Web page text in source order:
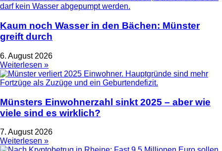
Kaum noch Wasser in den Bächen: Münster
greift durch
6. August 2026
Weiterlesen »
Münsters Einwohnerzahl sinkt 2025 – aber wie
viele sind es wirklich?
7. August 2026
Weiterlesen »